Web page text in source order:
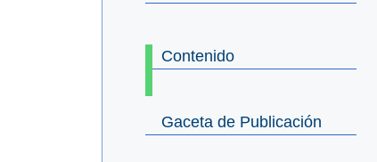
Contenido
Gaceta de Publicación